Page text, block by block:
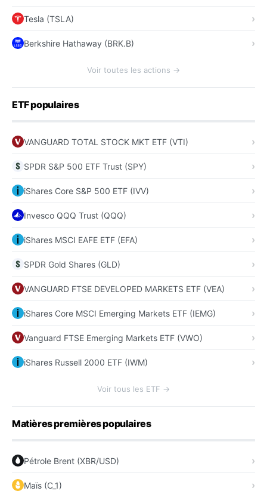
Tesla (TSLA)
Berkshire Hathaway (BRK.B)
Voir toutes les actions →
ETF populaires
VANGUARD TOTAL STOCK MKT ETF (VTI)
SPDR S&P 500 ETF Trust (SPY)
iShares Core S&P 500 ETF (IVV)
Invesco QQQ Trust (QQQ)
iShares MSCI EAFE ETF (EFA)
SPDR Gold Shares (GLD)
VANGUARD FTSE DEVELOPED MARKETS ETF (VEA)
iShares Core MSCI Emerging Markets ETF (IEMG)
Vanguard FTSE Emerging Markets ETF (VWO)
iShares Russell 2000 ETF (IWM)
Voir tous les ETF →
Matières premières populaires
Pétrole Brent (XBR/USD)
Maïs (C_1)